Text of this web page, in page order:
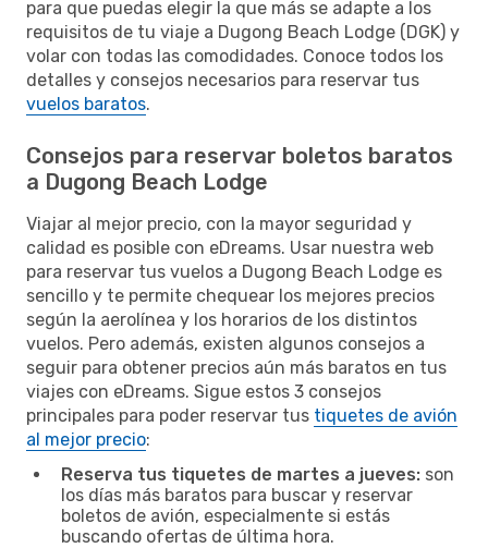
para que puedas elegir la que más se adapte a los
requisitos de tu viaje a Dugong Beach Lodge (DGK) y
volar con todas las comodidades. Conoce todos los
detalles y consejos necesarios para reservar tus
vuelos baratos.
Consejos para reservar boletos baratos
a Dugong Beach Lodge
Viajar al mejor precio, con la mayor seguridad y
calidad es posible con eDreams. Usar nuestra web
para reservar tus vuelos a Dugong Beach Lodge es
sencillo y te permite chequear los mejores precios
según la aerolínea y los horarios de los distintos
vuelos. Pero además, existen algunos consejos a
seguir para obtener precios aún más baratos en tus
viajes con eDreams. Sigue estos 3 consejos
principales para poder reservar tus tiquetes de avión
al mejor precio:
Reserva tus tiquetes de martes a jueves: son
los días más baratos para buscar y reservar
boletos de avión, especialmente si estás
buscando ofertas de última hora.